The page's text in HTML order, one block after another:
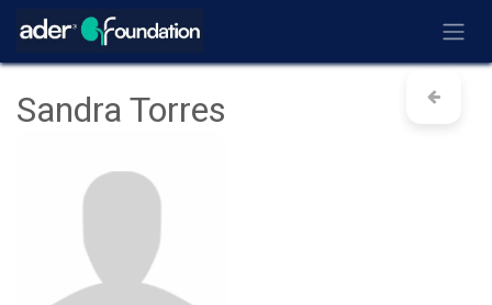
Ir al contenido
Sandra Torres